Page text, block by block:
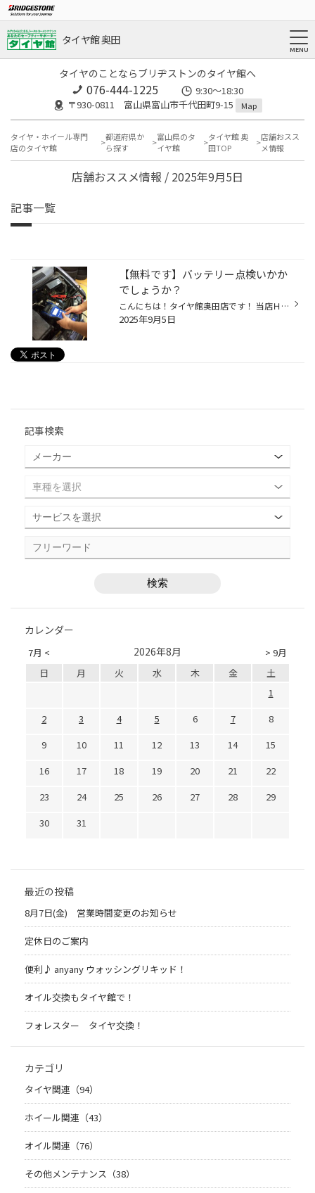
タイヤ館 奥田
タイヤのことならブリヂストンのタイヤ館へ
076-444-1225
9:30～18:30
〒930-0811 富山県富山市千代田町9-15
Map
タイヤ・ホイール専門
店のタイヤ館
都道府県か
ら探す
富山県のタ
イヤ館
タイヤ館 奥
田TOP
店舗おスス
メ情報
店舗おススメ情報 / 2025年9月5日
記事一覧
【無料です】バッテリー点検いかか
でしょうか？
こんにちは！タイヤ館奥田店です！ 当店ＨＰをご覧いただきありがとうございます！ 突然ですが、お車のバッテリーは元気でしょうか？ いつ交換したか定かではない・・という方！ 最近のバッテリーは高性能で、前触れなくバッテリーが上がる可能性があります。 まだまだ暑いこの時期、1度チェックさ...
2025年9月5日
記事検索
カレンダー
7月 < > 9月
2026年8月
日 月 火 水 木 金
土
1
2
3 4 5 6 7
8
9
10 11 12 13 14
15
16
17 18 19 20 21
22
23
24 25 26 27 28
29
30
31
最近の投稿
8月7日(金) 営業時間変更のお知らせ
定休日のご案内
便利♪ anyany ウォッシングリキッド！
オイル交換もタイヤ館で！
フォレスター タイヤ交換！
カテゴリ
タイヤ関連（94）
ホイール関連（43）
オイル関連（76）
その他メンテナンス（38）